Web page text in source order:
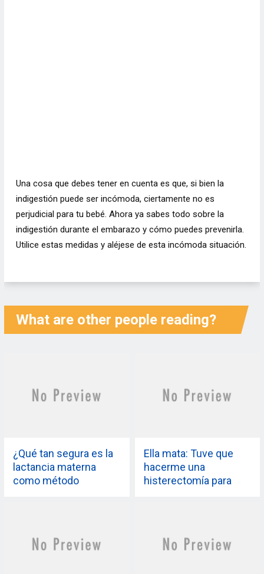
Una cosa que debes tener en cuenta es que, si bien la
indigestión puede ser incómoda, ciertamente no es
perjudicial para tu bebé. Ahora ya sabes todo sobre la
indigestión durante el embarazo y cómo puedes prevenirla.
Utilice estas medidas y aléjese de esta incómoda situación.
What are other people reading?
¿Qué tan segura es la
lactancia materna
como método
Ella mata: Tuve que
hacerme una
histerectomía para